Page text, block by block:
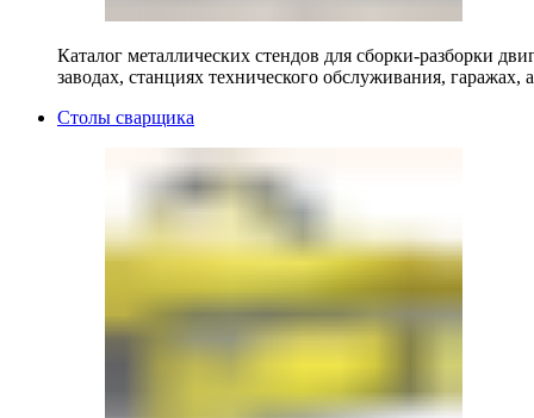
Каталог металлических стендов для сборки-разборки
заводах, станциях технического обслуживания, гаражах,
Столы сварщика